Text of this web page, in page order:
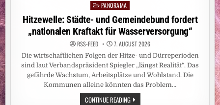
SCHULE
PostedPANORAMA
Hitzewelle: Städte- und Gemeindebund fordert
„nationalen Kraftakt für Wasserversorgung“
RSS-FEED 7. AUGUST 2026
Die wirtschaftlichen Folgen der Hitze- und Dürreperioden
sind laut Verbandspräsident Spiegler „längst Realität“. Das
gefährde Wachstum, Arbeitsplätze und Wohlstand. Die
Kommunen alleine könnten das Problem…
CONTINUE READINGHITZEWELLE: